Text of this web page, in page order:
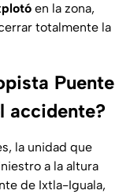
en la zona,
totalmente la
Puente
accidente?
la unidad que
a la altura
de Ixtla-Iguala,